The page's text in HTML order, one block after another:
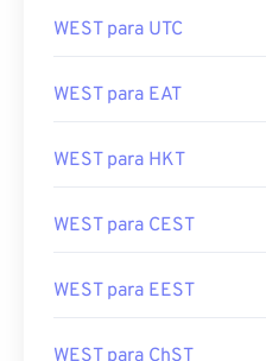
WEST para UTC
WEST para EAT
WEST para HKT
WEST para CEST
WEST para EEST
WEST para ChST